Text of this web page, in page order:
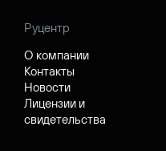
Руцентр
О компании
Контакты
Новости
Лицензии и
свидетельства